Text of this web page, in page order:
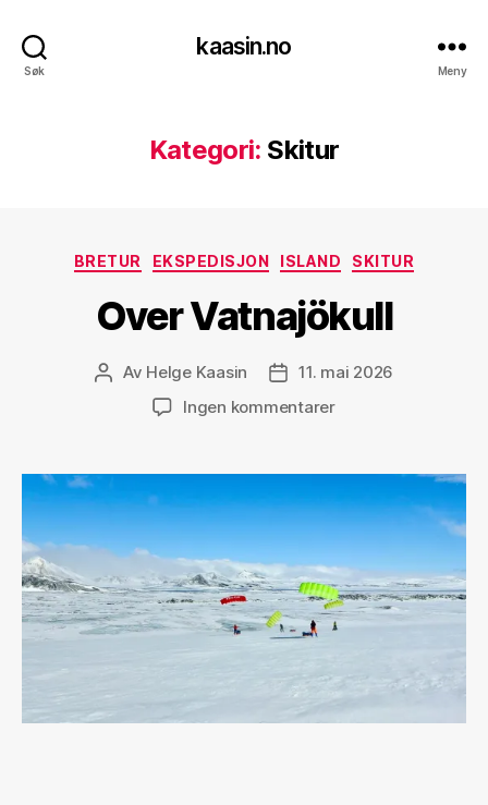
Søk
kaasin.no
Meny
Kategori: Skitur
Kategorier
BRETUR EKSPEDISJON ISLAND SKITUR
Over Vatnajökull
Innleggsforfatter
Av Helge Kaasin Publiseringsdato
11. mai 2026
Ingen kommentarertil